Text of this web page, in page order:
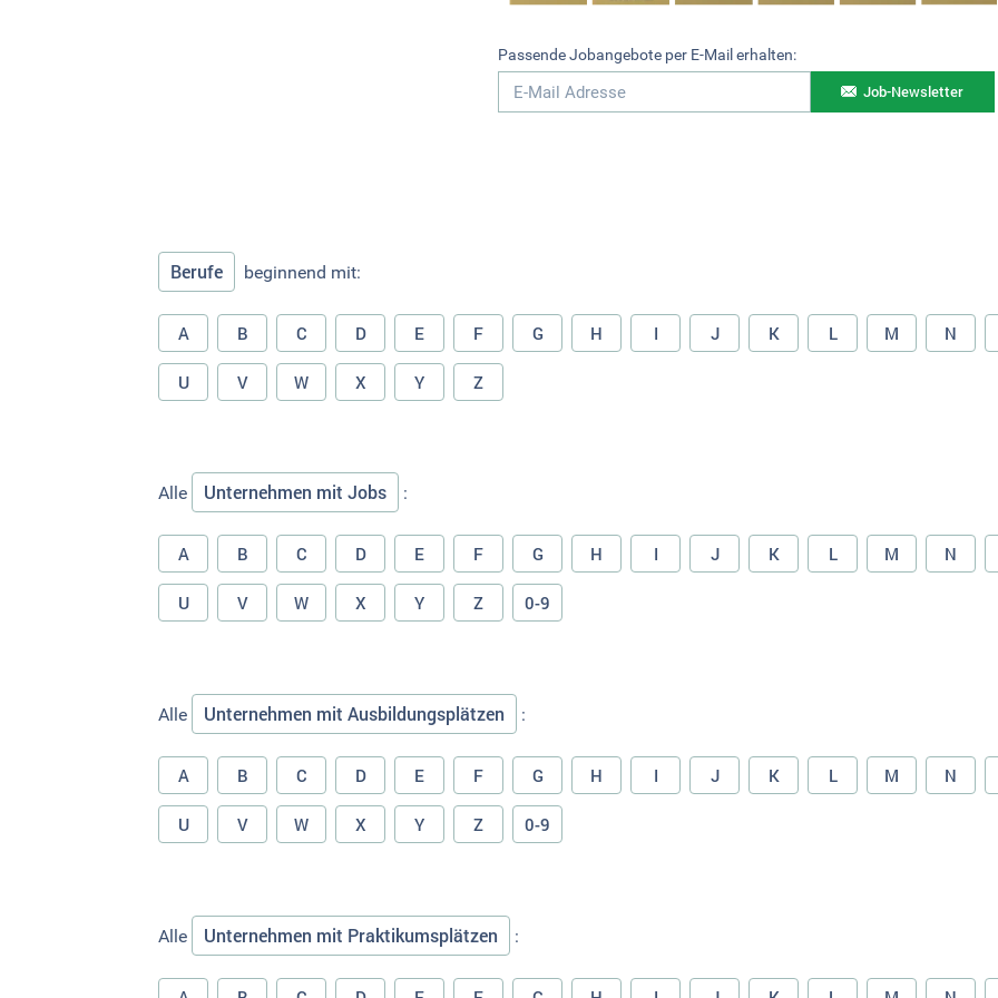
Passende Jobangebote per E-Mail erhalten:
Job-Newsletter
Berufe beginnend mit:
A B C D E F G H I J K L M N
U V W X Y Z
Alle Unternehmen mit Jobs :
A B C D E F G H I J K L M N
U V W X Y Z 0-9
Alle Unternehmen mit Ausbildungsplätzen :
A B C D E F G H I J K L M N
U V W X Y Z 0-9
Alle Unternehmen mit Praktikumsplätzen :